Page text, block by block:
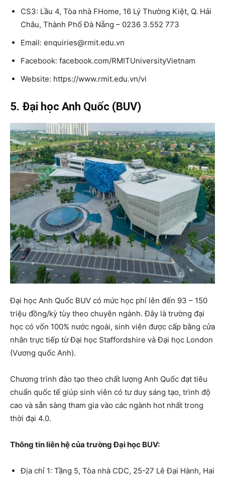
CS3: Lầu 4, Tòa nhà FHome, 16 Lý Thường Kiệt, Q. Hải
Châu, Thành Phố Đà Nẵng – 0236 3.552 773
Email: enquiries@rmit.edu.vn
Facebook: facebook.com/RMITUniversityVietnam
Website: https://www.rmit.edu.vn/vi
5. Đại học Anh Quốc (BUV)
Đại học Anh Quốc BUV có mức học phí lên đến 93 – 150
triệu đồng/kỳ tùy theo chuyên ngành. Đây là trường đại
học có vốn 100% nước ngoài, sinh viên được cấp bằng cửa
nhân trực tiếp từ Đại học Staffordshire và Đại học London
(Vương quốc Anh).
Chương trình đào tạo theo chất lượng Anh Quốc đạt tiêu
chuẩn quốc tế giúp sinh viên có tư duy sáng tạo, trình độ
cao và sẵn sàng tham gia vào các ngành hot nhất trong
thời đại 4.0.
Thông tin liên hệ của trường Đại học BUV:
Địa chỉ 1: Tầng 5, Tòa nhà CDC, 25-27 Lê Đại Hành, Hai